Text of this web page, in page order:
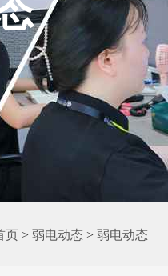
页 > 弱电动态 > 弱电动态